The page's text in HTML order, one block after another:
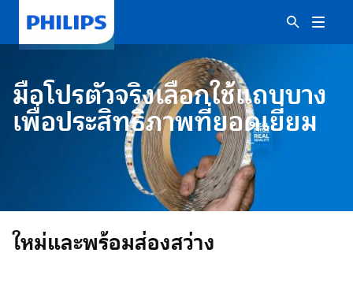
มือโปรตัวจริงเลือกใช้แถบบาง
เพื่อประสิทธิภาพที่ยอดเยี่ยม
ใหม่และพร้อมส่องสว่าง